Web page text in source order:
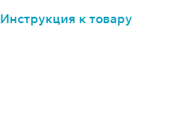
Инструкция к товару